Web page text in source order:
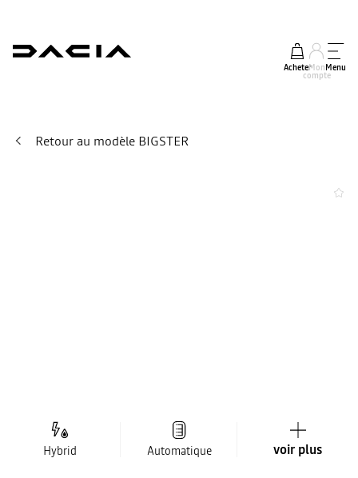
AcheterMon
compte
Menu
Retour au modèle BIGSTER
Hybrid Automatique voir plus